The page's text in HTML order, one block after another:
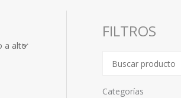
FILTROS
Categorías